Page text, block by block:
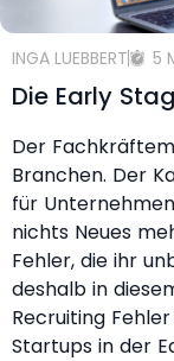
INGA LUEBBERT 5
Die Early
Der
Branchen. Der
für
nichts Neues
Fehler, die ihr
deshalb in
Recruiting
Startups in der